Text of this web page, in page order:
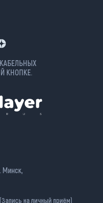
КНОПКЕ.
Минск,
(Запись на личный приём)